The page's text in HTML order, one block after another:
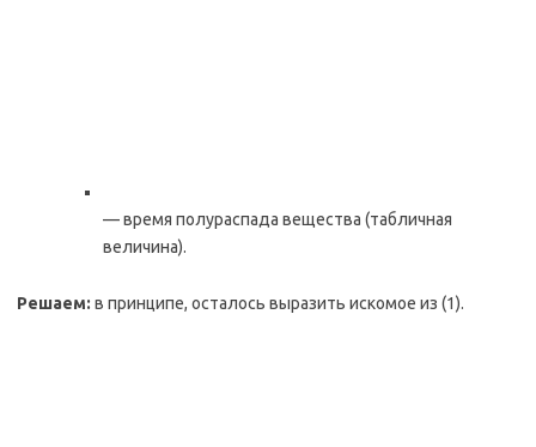
— время полураспада вещества (табличная
величина).
Решаем: в принципе, осталось выразить искомое из (1).